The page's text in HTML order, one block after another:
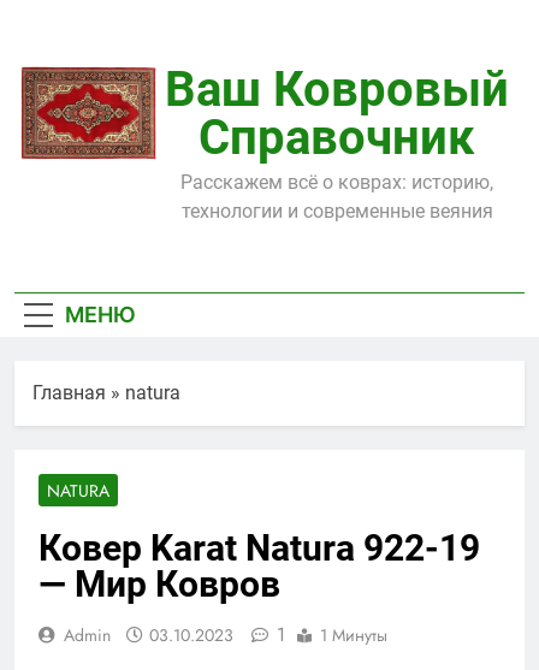
содержимому
Ваш Ковровый
Справочник
Расскажем всё о коврах: историю,
технологии и современные веяния
МЕНЮ
Главная » natura
NATURA
Ковер Karat Natura 922-19
— Мир Ковров
Admin 03.10.2023 1 1 Минуты